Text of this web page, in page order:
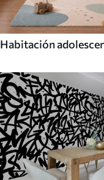
Habitación